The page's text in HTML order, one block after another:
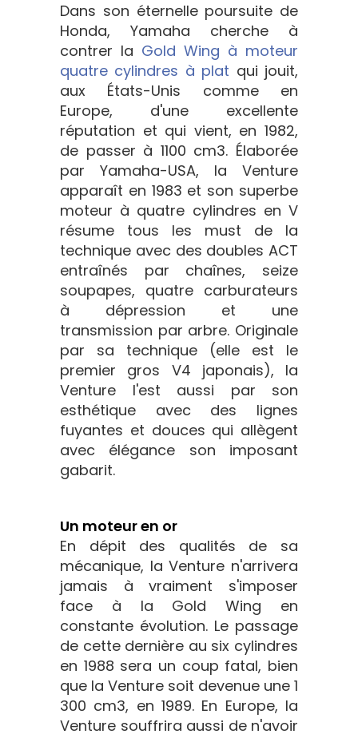
Dans son éternelle poursuite de
Honda, Yamaha cherche à
contrer la Gold Wing à moteur
quatre cylindres à plat qui jouit,
aux États-Unis comme en
Europe, d'une excellente
réputation et qui vient, en 1982,
de passer à 1100 cm3. Élaborée
par Yamaha-USA, la Venture
apparaît en 1983 et son superbe
moteur à quatre cylindres en V
résume tous les must de la
technique avec des doubles ACT
entraînés par chaînes, seize
soupapes, quatre carburateurs
à dépression et une
transmission par arbre. Originale
par sa technique (elle est le
premier gros V4 japonais), la
Venture l'est aussi par son
esthétique avec des lignes
fuyantes et douces qui allègent
avec élégance son imposant
gabarit.
Un moteur en or
En dépit des qualités de sa
mécanique, la Venture n'arrivera
jamais à vraiment s'imposer
face à la Gold Wing en
constante évolution. Le passage
de cette dernière au six cylindres
en 1988 sera un coup fatal, bien
que la Venture soit devenue une 1
300 cm3, en 1989. En Europe, la
Venture souffrira aussi de n'avoir